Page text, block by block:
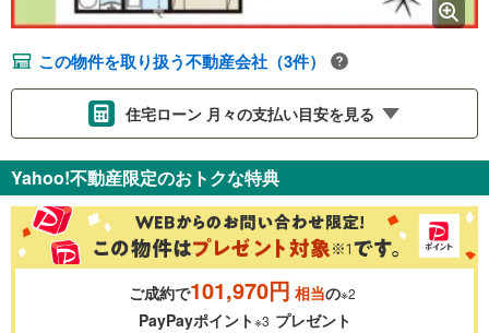
この物件を取り扱う不動産会社（3件）
住宅ローン 月々の支払い目安を見る
金利 ％
0.01%
Yahoo!不動産限定のおトクな特典
ご成約で101,970円 相当の※2
PayPayポイント※3 プレゼント